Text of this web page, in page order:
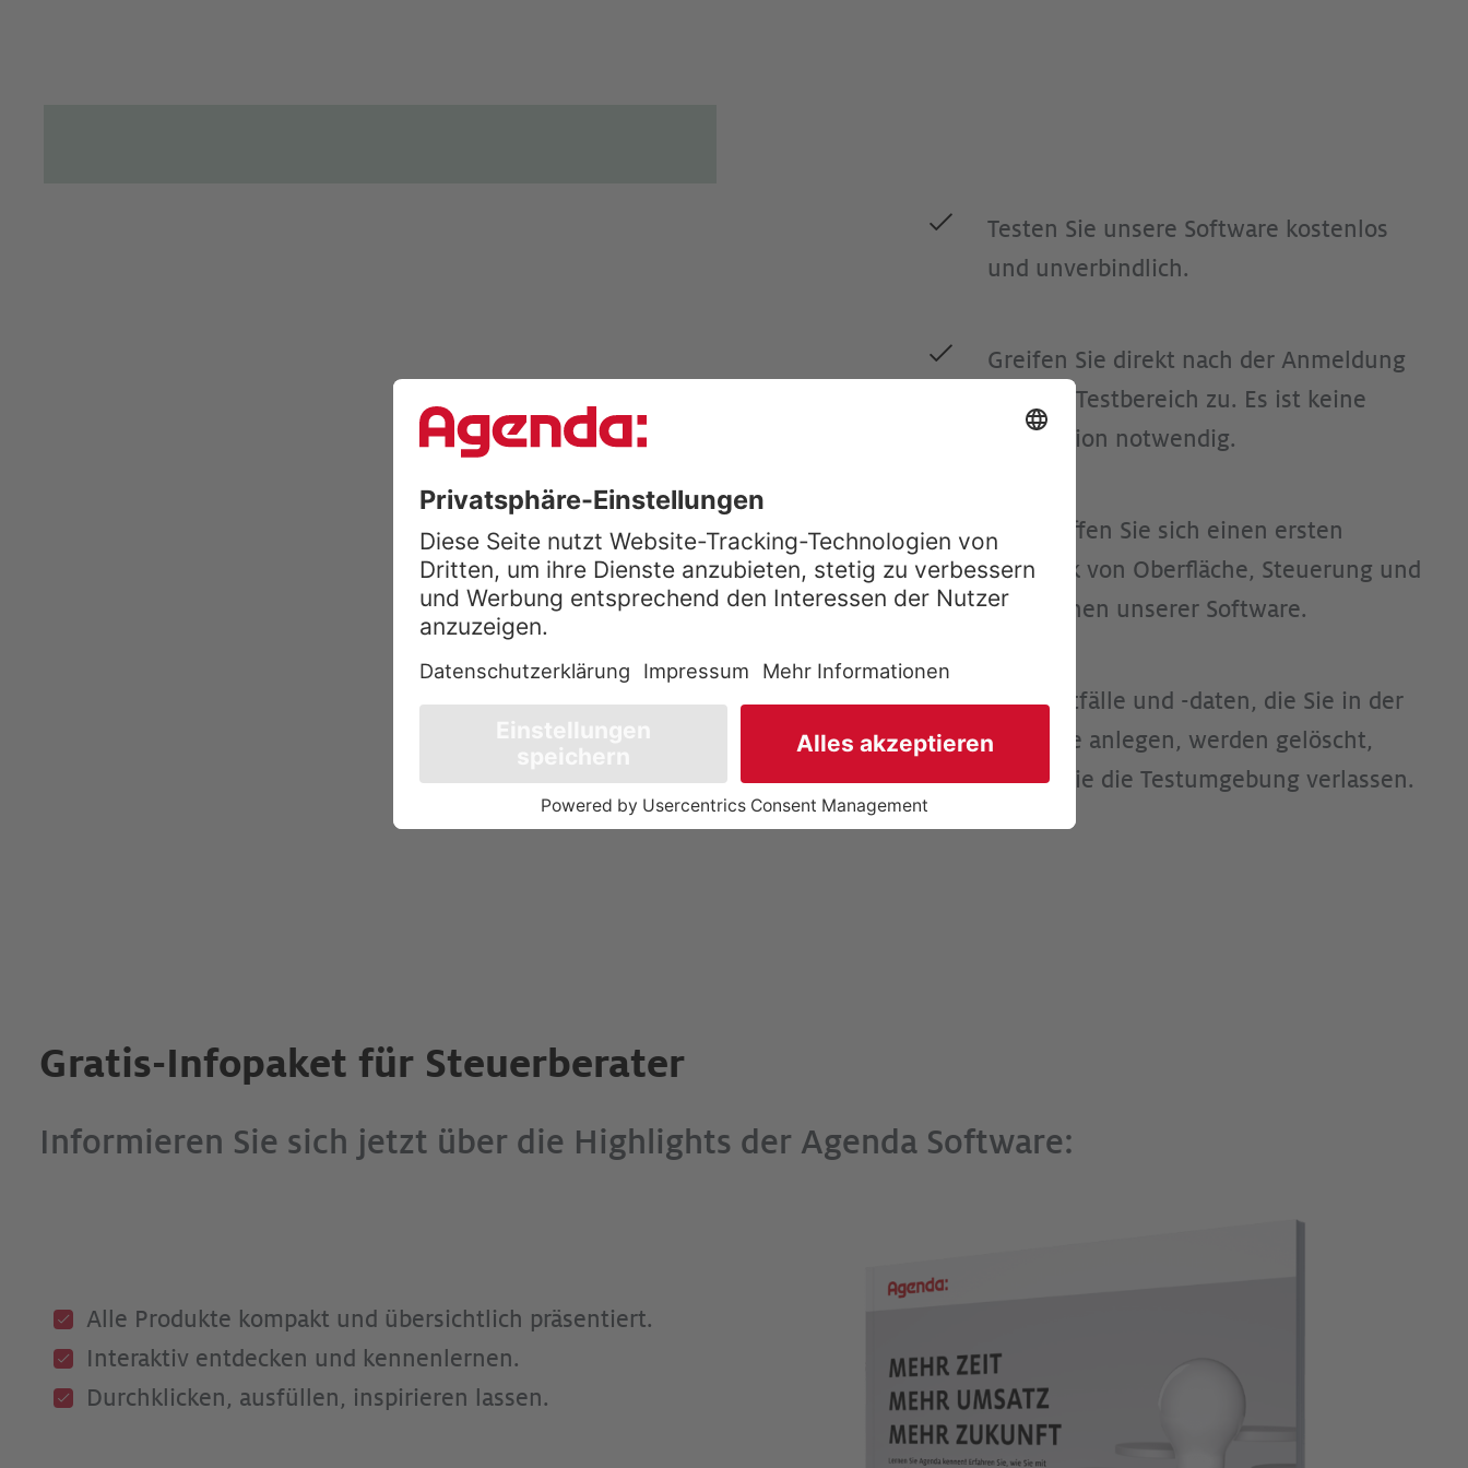
Testen Sie unsere Software kostenlos
und unverbindlich.
Greifen Sie direkt nach der Anmeldung
auf den Testbereich zu. Es ist keine
Installation notwendig.
Verschaffen Sie sich einen ersten
Eindruck von Oberfläche, Steuerung und
Funktionen unserer Software.
Alle Testfälle und -daten, die Sie in der
Software anlegen, werden gelöscht,
sobald Sie die Testumgebung verlassen.
Gratis-Infopaket für Steuerberater
Informieren Sie sich jetzt über die Highlights der Agenda Software:
Alle Produkte kompakt und übersichtlich präsentiert.
Interaktiv entdecken und kennenlernen.
Durchklicken, ausfüllen, inspirieren lassen.­